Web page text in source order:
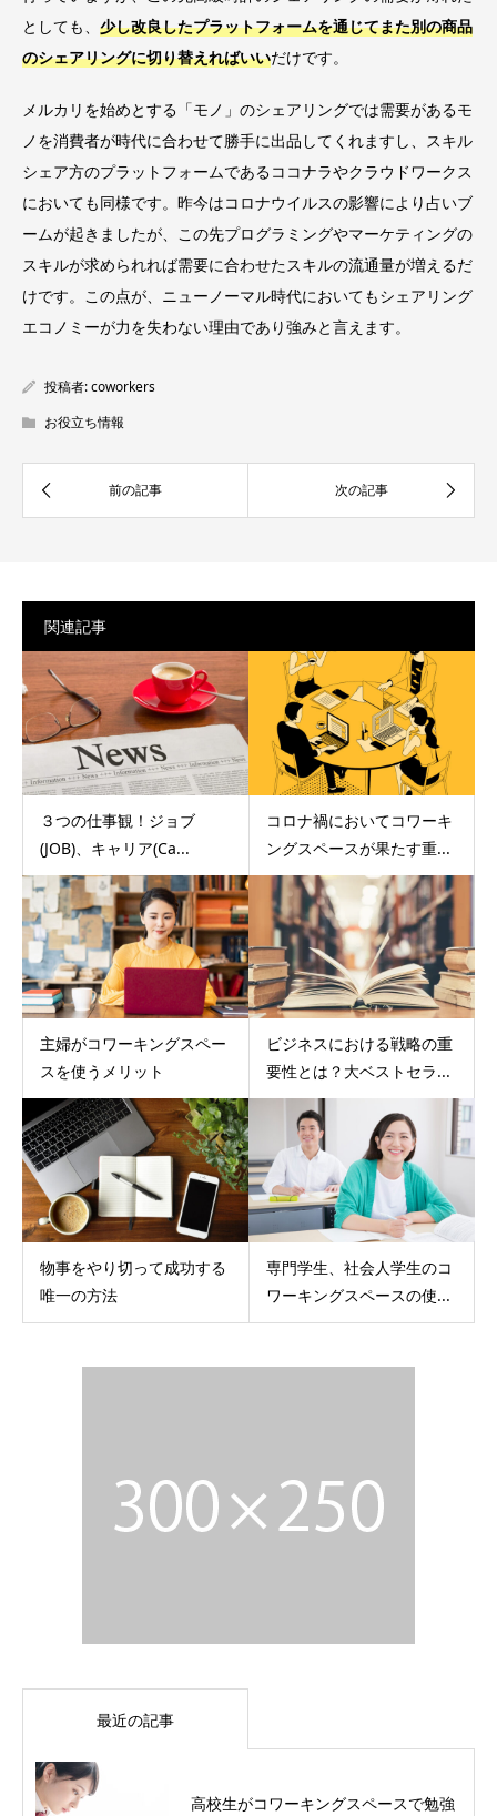
としても、 少し改良したプラットフォームを通じてまた別の商品
のシェアリングに切り替えればいいだけです。
メルカリを始めとする「モノ」のシェアリングでは需要があるモ
ノを消費者が時代に合わせて勝手に出品してくれますし、スキル
シェア方のプラットフォームであるココナラやクラウドワークス
においても同様です。昨今はコロナウイルスの影響により占いブ
ームが起きましたが、この先プログラミングやマーケティングの
スキルが求められれば需要に合わせたスキルの流通量が増えるだ
けです。この点が、ニューノーマル時代においてもシェアリング
エコノミーが力を失わない理由であり強みと言えます。
投稿者:coworkers
お役立ち情報
関連記事
３つの仕事観！ジョブ
(JOB)、キャリア(Ca...
コロナ禍においてコワーキ
ングスペースが果たす重...
主婦がコワーキングスペー
スを使うメリット
ビジネスにおける戦略の重
要性とは？大ベストセラ...
物事をやり切って成功する
唯一の方法
専門学生、社会人学生のコ
ワーキングスペースの使...
最近の記事
高校生がコワーキングスペースで勉強